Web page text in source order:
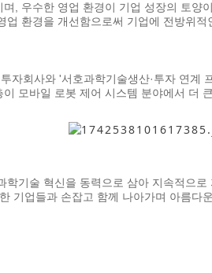
, 우수한 영업 환경이 기업 성장의 토양
업 환경을 개선함으로써 기업에 전방위적
자회사와 '서호과학기술생산·투자 연계
모바일 로봇 제어 시스템 분야에서 더
학기술 혁신을 동력으로 삼아 지속적으
기업들과 손잡고 함께 나아가며 아름다